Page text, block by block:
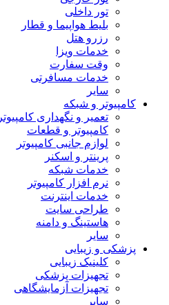
تور داخلی
بلیط هواپیما و قطار
رزرو هتل
خدمات ویزا
وقت سفارت
خدمات مسافرتی
سایر
کامپیوتر و شبکه
تعمیر و نگهداری کامپیوتر
کامپیوتر و قطعات
لوازم جانبی کامپیوتر
پرینتر و اسکنر
خدمات شبکه
نرم افزار کامپیوتر
خدمات اینترنت
طراحی سایت
هاستینگ و دامنه
سایر
پزشکی و زیبایی
کلینیک زیبایی
تجهیزات پزشکی
تجهیزات آزمایشگاهی
سایر